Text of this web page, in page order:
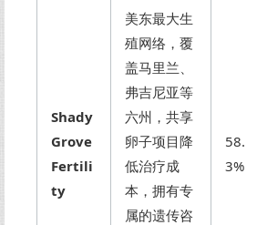
Shady
Grove
Fertili
ty
美东最大生
殖网络，覆
盖马里兰、
弗吉尼亚等
六州，共享
卵子项目降
低治疗成
本，拥有专
属的遗传咨
58.
3%